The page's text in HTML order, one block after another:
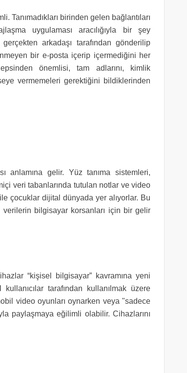
birinden gelen bağlantıları
uygulaması aracılığıyla bir şey
arkadaşı tarafından gönderilip
bir e-posta içerip içermediğini her
önemlisi, tam adlarını, kimlik
vermemeleri gerektiğini bildiklerinden
anlamına gelir. Yüz tanıma sistemleri,
veri tabanlarında tutulan notlar ve video
çocuklar dijital dünyada yer alıyorlar. Bu
verilerin bilgisayar korsanları için bir gelir
“kişisel bilgisayar” kavramına yeni
tarafından kullanılmak üzere
video oyunları oynarken veya "sadece
paylaşmaya eğilimli olabilir. Cihazlarını